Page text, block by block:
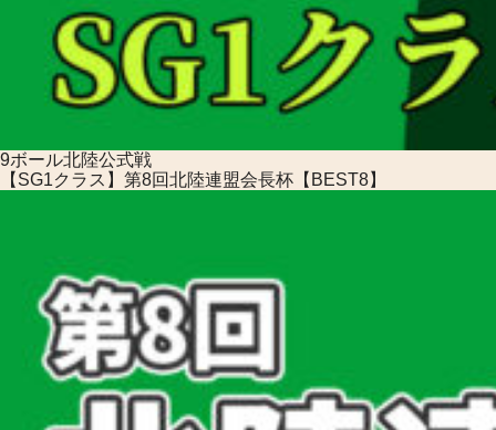
9ボール北陸公式戦
【SG1クラス】第8回北陸連盟会長杯【BEST8】